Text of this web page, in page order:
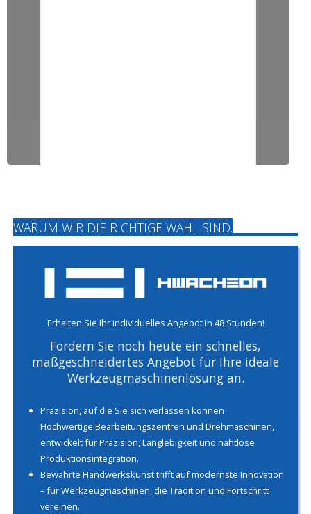
WARUM WIR DIE RICHTIGE WAHL SIND.
Erhalten Sie Ihr individuelles Angebot in 48 Stunden!
Fordern Sie noch heute ein schnelles,
maßgeschneidertes Angebot für Ihre ideale
Werkzeugmaschinenlösung an.
Präzision, auf die Sie sich verlassen können
Hochwertige Bearbeitungszentren und Drehmaschinen,
entwickelt für Präzision, Langlebigkeit und nahtlose
Produktionsintegration.
Bewährte Handwerkskunst trifft auf modernste Innovation
– für Werkzeugmaschinen, die Tradition und Fortschritt
vereinen.